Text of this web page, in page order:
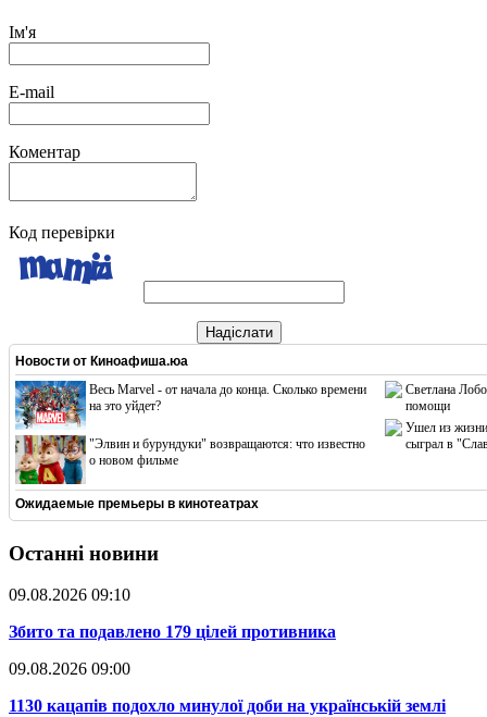
Ім'я
E-mail
Коментар
Код перевірки
Надіслати
Новости от Киноафиша.юа
Весь Marvel - от начала до конца. Сколько времени
на это уйдет?
"Элвин и бурундуки" возвращаются: что известно
о новом фильме
Светлана
помощи
Ушел из жизни
сыграл в
Ожидаемые премьеры в кинотеатрах
Останні новини
09.08.2026 09:10
​Збито та подавлено 179 цілей противника
09.08.2026 09:00
​1130 кацапів подохло минулої доби на українській землі